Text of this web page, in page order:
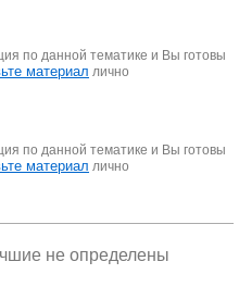
по данной тематике и Вы готовы
материал лично
по данной тематике и Вы готовы
материал лично
не определены